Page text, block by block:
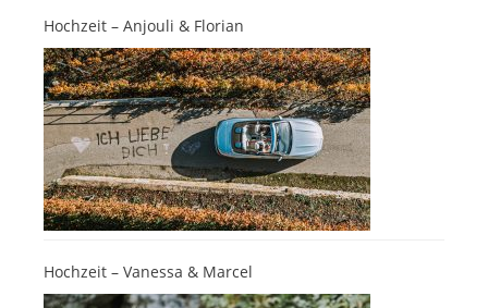
Hochzeit – Anjouli & Florian
Hochzeit – Vanessa & Marcel